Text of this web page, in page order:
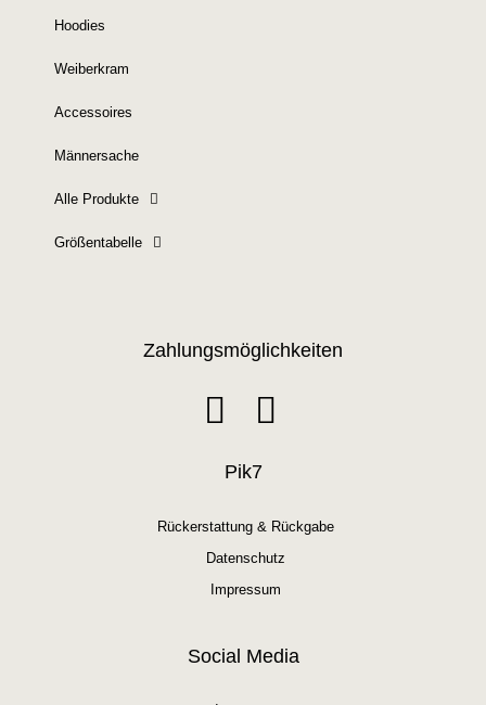
Hoodies
Weiberkram
Accessoires
Männersache
Alle Produkte
Größentabelle
Zahlungsmöglichkeiten
Pik7
Rückerstattung & Rückgabe
Datenschutz
Impressum
Social Media